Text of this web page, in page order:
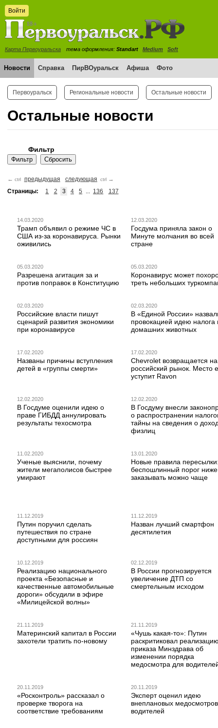
Войти
Карта Первоуральска тема оформления: Standart Medium Soft
Новости Справка ПирВОуральск Афиша Фото
Первоуральск Региональные новости Остальные новости
Остальные новости
Фильтр
← ctrl предыдущая следующая ctrl →
Страницы:
1 2 3 4 5 ... 136 137
14.03.2020
Трамп объявил о режиме ЧС в
США из-за коронавируса. Рынки
оживились
12.03.2020
Госдума приняла закон о
Минуте молчания во всей
стране
05.03.2020
Разрешена агитация за и
против поправок в Конституцию
05.03.2020
Коронавирус может
треть небольших
02.03.2020
Российские власти пишут
сценарий развития экономики
при коронавирусе
02.03.2020
В «Единой России»
провокацией идею налога
домашних животных
17.02.2020
Названы причины вступления
детей в «группы смерти»
17.02.2020
Chevrolet возвращается на
российский рынок. Место
уступит Ravon
12.02.2020
В Госдуме оценили идею о
праве ГИБДД аннулировать
результаты техосмотра
12.02.2020
В Госдуму внесли
о распространении
тайны на сведения о
физлиц
11.02.2020
Ученые выяснили, почему
жители мегаполисов быстрее
умирают
13.01.2020
Новые правила
беспошлинный порог
заказывать можно чаще
11.12.2019
Путин поручил сделать
путешествия по стране
доступными для россиян
11.12.2019
Назван лучший смартфон
десятилетия
10.12.2019
Реализацию национального
проекта «Безопасные и
качественные автомобильные
дороги» обсудили в эфире
«Милицейской волны»
02.12.2019
В России прогнозируется
увеличение ДТП со
смертельным исходом
21.11.2019
Материнский капитал в России
захотели тратить по-новому
21.11.2019
«Чушь какая-то»: Путин
раскритиковал
приказа Минздрава об
изменении порядка
медосмотра для
20.11.2019
«Росконтроль» рассказал о
проверке творога на
соответствие требованиям
20.11.2019
Эксперт оценил идею
внеплановых медосмотров
водителей